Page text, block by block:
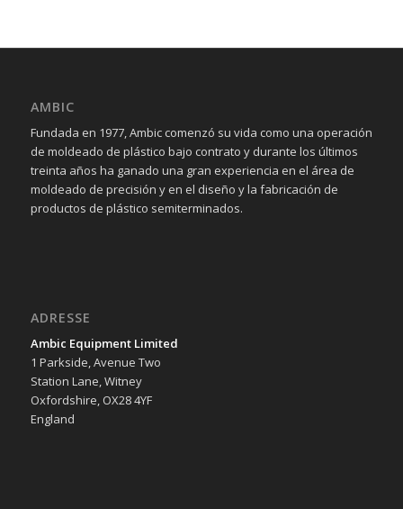
AMBIC
Fundada en 1977, Ambic comenzó su vida como una operación
de moldeado de plástico bajo contrato y durante los últimos
treinta años ha ganado una gran experiencia en el área de
moldeado de precisión y en el diseño y la fabricación de
productos de plástico semiterminados.
ADRESSE
Ambic Equipment Limited
1 Parkside, Avenue Two
Station Lane, Witney
Oxfordshire, OX28 4YF
England